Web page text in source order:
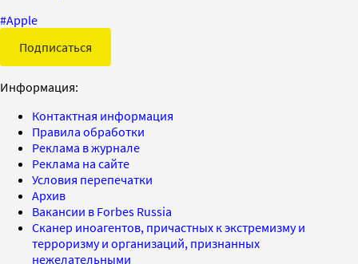
#Apple
Подписаться
Информация:
Контактная информация
Правила обработки
Реклама в журнале
Реклама на сайте
Условия перепечатки
Архив
Вакансии в Forbes Russia
Сканер иноагентов, причастных к экстремизму и
терроризму и организаций, признанных
нежелательными